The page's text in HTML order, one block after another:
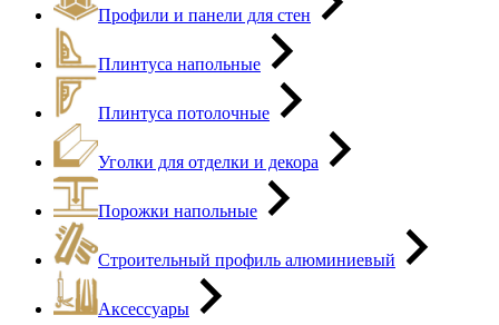
Профили и панели для стен
Плинтуса напольные
Плинтуса потолочные
Уголки для отделки и декора
Порожки напольные
Строительный профиль алюминиевый
Аксессуары